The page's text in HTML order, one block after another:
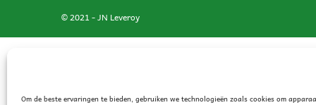
Om de beste ervaringen te bieden, gebruiken we technologieën zoals cookies om
© 2021 - JN Leveroy